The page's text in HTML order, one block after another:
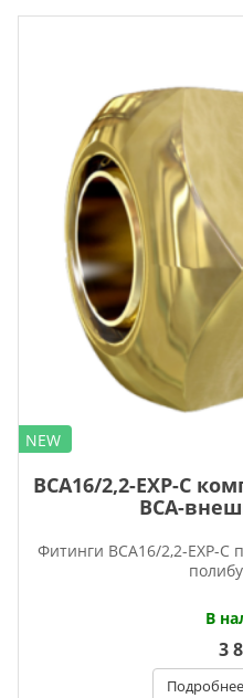
NEW
BCA16/2,2-EXP-C
ВСА-
Фитинги BCA16/2,2-EXP-
В
3
Подробнее